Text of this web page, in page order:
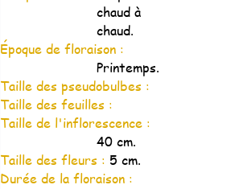
chaud à
chaud.
Époque de floraison :
Printemps.
Taille des pseudobulbes :
Taille des feuilles :
Taille de l'inflorescence :
40 cm.
Taille des fleurs : 5 cm.
Durée de la floraison :